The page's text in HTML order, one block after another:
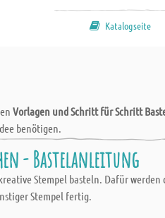
Katalogseite
Vorlagen und Schritt für Schritt
benötigen.
- Bastelanleitung
Stempel basteln. Dafür
Stempel fertig.